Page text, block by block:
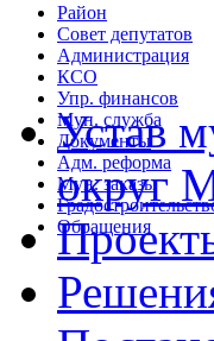
Район
Совет депутатов
Администрация
КСО
Упр. финансов
Мун. служба
Документы
Адм. реформа
Мун. заказы
Обращения
Устав
округ